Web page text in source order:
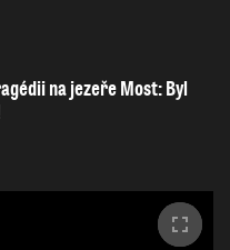
na jezeře Most: Byl